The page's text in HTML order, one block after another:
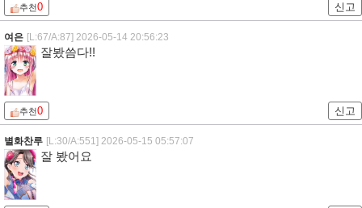
추천0 신고
여은 [L:67/A:87] 2026-05-14 20:56:23
잘봤씀다!!
추천0 신고
별화찬루 [L:30/A:551] 2026-05-15 05:57:07
잘 봤어요